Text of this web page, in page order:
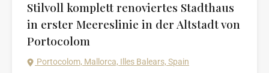
Stilvoll komplett renoviertes Stadthaus
in erster Meereslinie in der Altstadt von
Portocolom
Portocolom, Mallorca, Illes Balears, Spain